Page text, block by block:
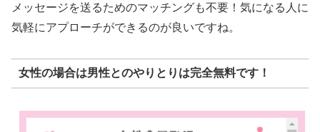
メッセージを送るためのマッチングも不要！気になる人に
気軽にアプローチができるのが良いですね。
女性の場合は男性とのやりとりは完全無料です！